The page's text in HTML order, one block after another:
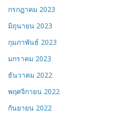
กรกฎาคม 2023
มิถุนายน 2023
กุมภาพันธ์ 2023
มกราคม 2023
ธันวาคม 2022
พฤศจิกายน 2022
กันยายน 2022